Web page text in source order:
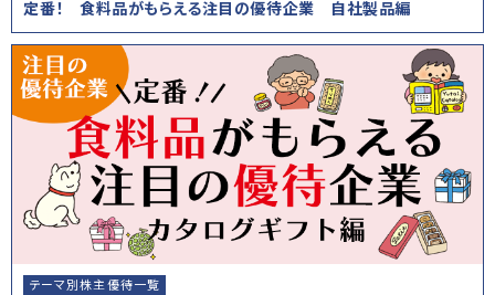
定番！ 食料品がもらえる注目の優待企業 自社製品編
テーマ別株主優待一覧